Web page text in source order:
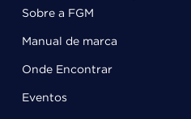
Sobre a FGM
Manual de marca
Onde Encontrar
Eventos